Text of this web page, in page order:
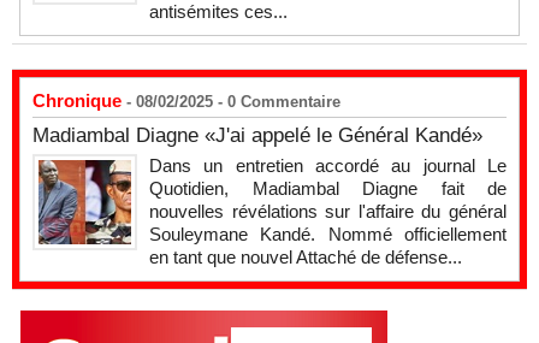
antisémites ces...
Chronique - 08/02/2025 - 0 Commentaire
Madiambal Diagne «J'ai appelé le Général Kandé»
Dans un entretien accordé au journal Le
Quotidien, Madiambal Diagne fait de
nouvelles révélations sur l'affaire du général
Souleymane Kandé. Nommé officiellement
en tant que nouvel Attaché de défense...